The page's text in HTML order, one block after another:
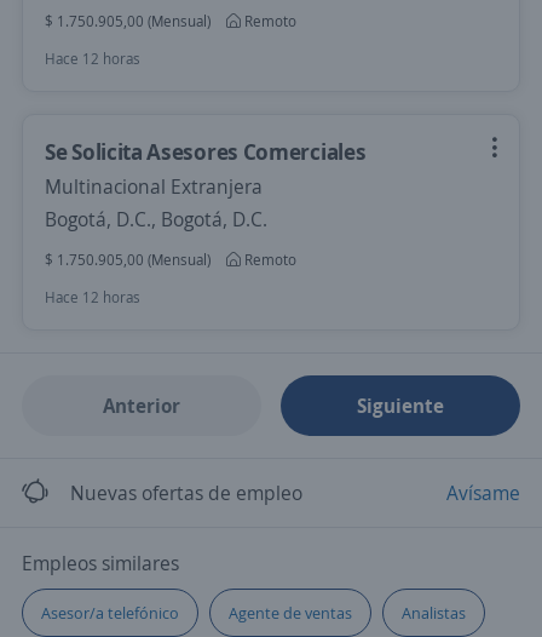
$ 1.750.905,00 (Mensual)
Remoto
Hace 12 horas
Se Solicita Asesores Comerciales
Multinacional Extranjera
Bogotá, D.C., Bogotá, D.C.
$ 1.750.905,00 (Mensual)
Remoto
Hace 12 horas
Anterior Siguiente
Nuevas ofertas de empleo Avísame
Empleos similares
Asesor/a telefónico Agente de ventas Analistas